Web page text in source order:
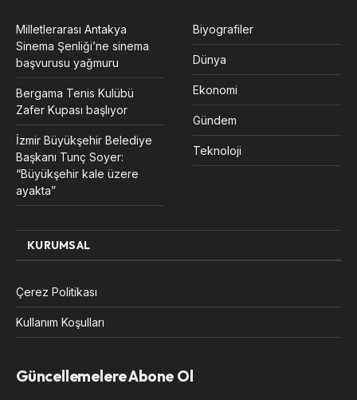
Milletlerarası Antakya
Sinema Şenliği’ne sinema
başvurusu yağmuru
Bergama Tenis Kulübü
Zafer Kupası başlıyor
İzmir Büyükşehir Belediye
Başkanı Tunç Soyer:
“Büyükşehir kale üzere
ayakta”
Biyografiler
Dünya
Ekonomi
Gündem
Teknoloji
KURUMSAL
Çerez Politikası
Kullanım Koşulları
Güncellemelere Abone Ol